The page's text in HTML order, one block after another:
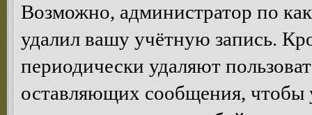
Возможно, администратор по
удалил вашу учётную запись.
периодически удаляют
оставляющих сообщения, чтобы